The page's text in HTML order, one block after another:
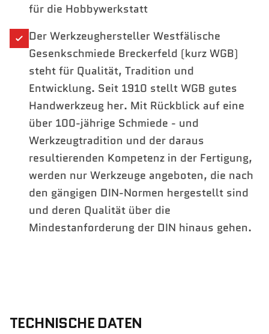
für die Hobbywerkstatt
Der Werkzeughersteller Westfälische
Gesenkschmiede Breckerfeld (kurz WGB)
steht für Qualität, Tradition und
Entwicklung. Seit 1910 stellt WGB gutes
Handwerkzeug her. Mit Rückblick auf eine
über 100-jährige Schmiede - und
Werkzeugtradition und der daraus
resultierenden Kompetenz in der Fertigung,
werden nur Werkzeuge angeboten, die nach
den gängigen DIN-Normen hergestellt sind
und deren Qualität über die
Mindestanforderung der DIN hinaus gehen.
TECHNISCHE DATEN